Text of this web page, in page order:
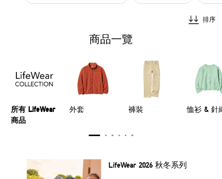
排序
商品一覽
所有 LifeWear
商品
外套 褲裝 恤衫 & 針
LifeWear 2026 秋冬系列